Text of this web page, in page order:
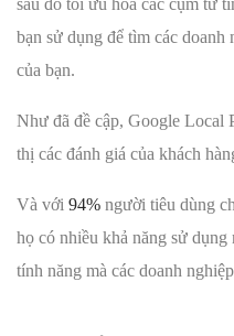
sau đó tối ưu hóa các cụm từ
bạn sử dụng để tìm các
của bạn.
Như đã đề cập, Google Local
thị các đánh giá của khách
Và với 94% người tiêu dùng
họ có nhiều khả năng sử
tính năng mà các doanh